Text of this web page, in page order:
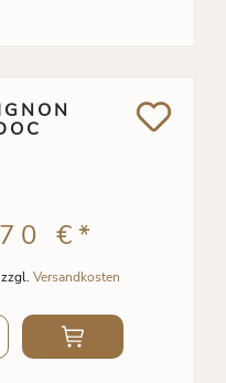
Versandkosten
70 €*